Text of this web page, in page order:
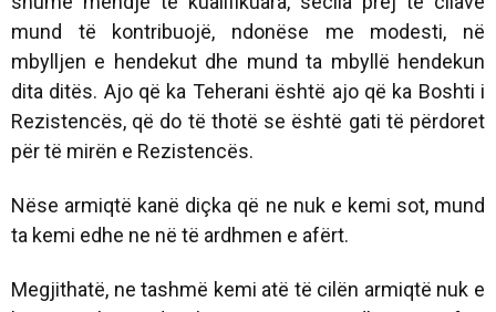
mund të kontribuojë, ndonëse me modesti, në
mbylljen e hendekut dhe mund ta mbyllë hendekun
dita ditës. Ajo që ka Teherani është ajo që ka Boshti i
Rezistencës, që do të thotë se është gati të përdoret
për të mirën e Rezistencës.
Nëse armiqtë kanë diçka që ne nuk e kemi sot, mund
ta kemi edhe ne në të ardhmen e afërt.
Megjithatë, ne tashmë kemi atë të cilën armiqtë nuk e